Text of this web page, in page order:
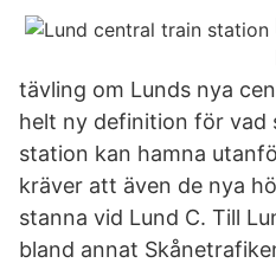
tävling om Lunds nya
helt ny definition för vad
station kan hamna
kräver att även de nya
stanna vid Lund C. Till
bland annat